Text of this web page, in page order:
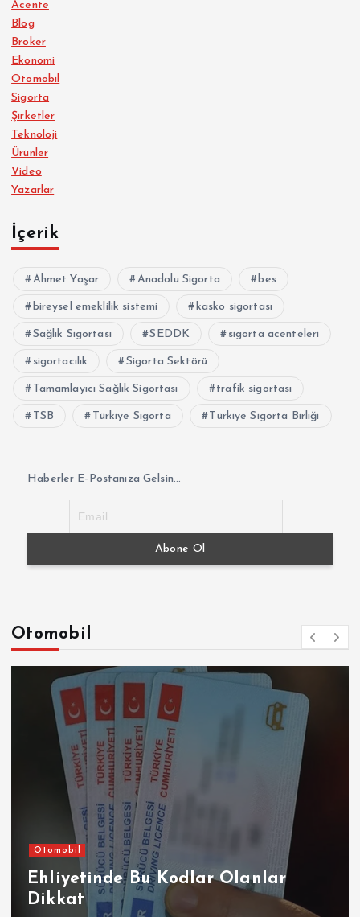
Acente
Blog
Broker
Ekonomi
Otomobil
Sigorta
Şirketler
Teknoloji
Ürünler
Video
Yazarlar
İçerik
Ahmet Yaşar Anadolu Sigorta bes
bireysel emeklilik sistemi kasko sigortası
Sağlık Sigortası SEDDK sigorta acenteleri
sigortacılık Sigorta Sektörü
Tamamlayıcı Sağlık Sigortası trafik sigortası
TSB Türkiye Sigorta Türkiye Sigorta Birliği
Haberler E-Postanıza Gelsin...
Otomobil
Bu Kodlar Olanlar
Otomobil
Sompo
Alpine